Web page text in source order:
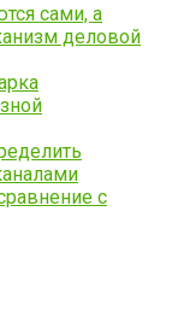
сами, а
деловой
с